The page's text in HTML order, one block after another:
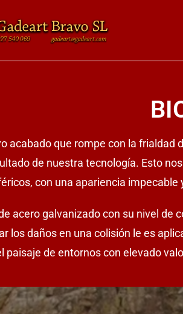
acabado que rompe con la
de nuestra tecnología. Esto
con una apariencia impecable
acero galvanizado con su nivel
los daños en una colisión le es
paisaje de entornos con elevado